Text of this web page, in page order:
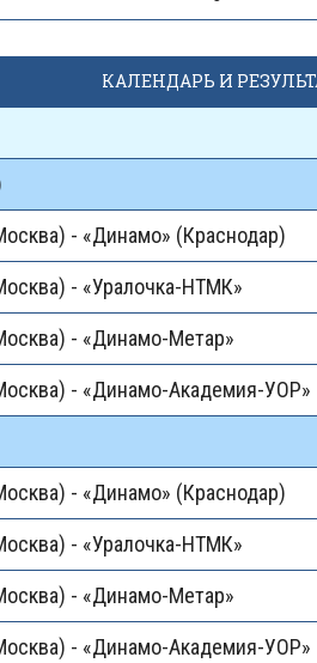
КАЛЕНДАРЬ И
- «Динамо» (Краснодар)
- «Уралочка-НТМК»
- «Динамо-Метар»
- «Динамо-Академия-УОР»
- «Динамо» (Краснодар)
- «Уралочка-НТМК»
- «Динамо-Метар»
- «Динамо-Академия-УОР»